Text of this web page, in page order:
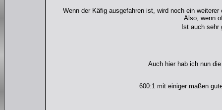
Wenn der Käfig ausgefahren ist, wird noch ein
Also, wenn
Ist auch
Auch hier hab ich nun
600:1 mit einiger maßen